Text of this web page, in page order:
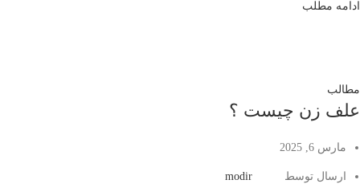
ادامه مطلب
مطالب
علف زن چیست ؟
مارس 6, 2025
ارسال توسط modir